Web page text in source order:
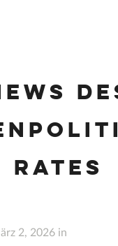
Rates
2, 2026 in